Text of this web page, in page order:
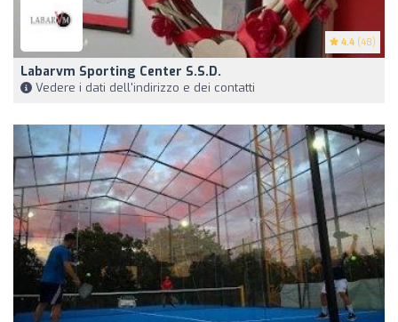
4.4 (48)
Labarvm Sporting Center S.s.d.
Vedere i dati dell'indirizzo e dei contatti